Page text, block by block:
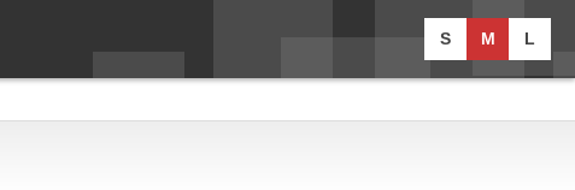
S M L